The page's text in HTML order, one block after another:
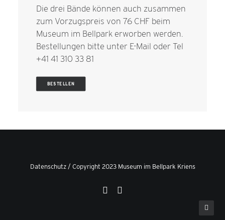
Die drei Bände können auch zusammen
zum Vorzugspreis von 76 CHF beim
Museum im Bellpark erworben werden.
Bestellungen bitte unter E-Mail oder Tel
+41 41 310 33 81
BESTELLEN
Datenschutz/ Copyright 2023 Museum im Bellpark Kriens